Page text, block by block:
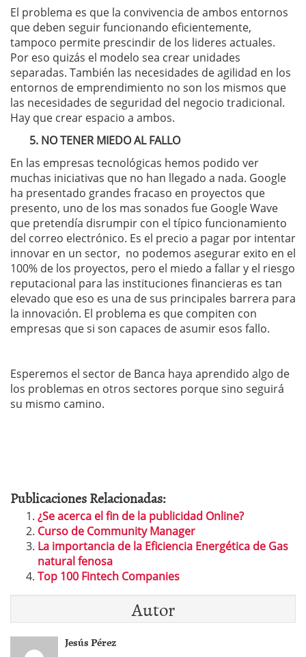
El problema es que la convivencia de ambos entornos
que deben seguir funcionando eficientemente,
tampoco permite prescindir de los lideres actuales.
Por eso quizás el modelo sea crear unidades
separadas. También las necesidades de agilidad en los
entornos de emprendimiento no son los mismos que
las necesidades de seguridad del negocio tradicional.
Hay que crear espacio a ambos.
5. NO TENER MIEDO AL FALLO
En las empresas tecnológicas hemos podido ver
muchas iniciativas que no han llegado a nada. Google
ha presentado grandes fracaso en proyectos que
presento, uno de los mas sonados fue Google Wave
que pretendía disrumpir con el típico funcionamiento
del correo electrónico. Es el precio a pagar por intentar
innovar en un sector, no podemos asegurar exito en el
100% de los proyectos, pero el miedo a fallar y el riesgo
reputacional para las instituciones financieras es tan
elevado que eso es una de sus principales barrera para
la innovación. El problema es que compiten con
empresas que si son capaces de asumir esos fallo.
Esperemos el sector de Banca haya aprendido algo de
los problemas en otros sectores porque sino seguirá
su mismo camino.
Publicaciones Relacionadas:
¿Se acerca el fin de la publicidad Online?
Curso de Community Manager
La importancia de la Eficiencia Energética de Gas
natural fenosa
Top 100 Fintech Companies
Autor
Jesús Pérez